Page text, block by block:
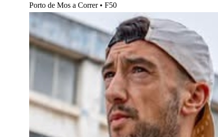
Porto de Mos a Correr • F50